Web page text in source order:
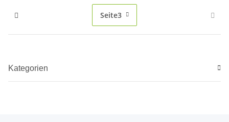
Seite3
Kategorien